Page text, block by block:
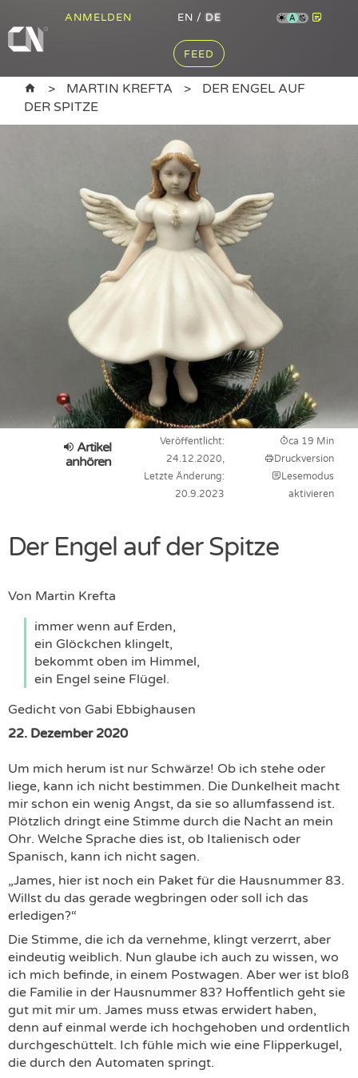
FEED
ANMELDEN EN / DE A
MARTIN KREFTA
DER ENGEL AUF
DER SPITZE
Artikel
anhören
Veröffentlicht:
24.12.2020,
Letzte Änderung:
20.9.2023
ca 19 Min
Druckversion
Lesemodus
aktivieren
Der Engel auf der Spitze
Von Martin Krefta
immer wenn auf Erden,
ein Glöckchen klingelt,
bekommt oben im Himmel,
ein Engel seine Flügel.
Gedicht von Gabi Ebbighausen
22. Dezember 2020
Um mich herum ist nur Schwärze! Ob ich stehe oder
liege, kann ich nicht bestimmen. Die Dunkelheit macht
mir schon ein wenig Angst, da sie so allumfassend ist.
Plötzlich dringt eine Stimme durch die Nacht an mein
Ohr. Welche Sprache dies ist, ob Italienisch oder
Spanisch, kann ich nicht sagen.
„James, hier ist noch ein Paket für die Hausnummer 83.
Willst du das gerade wegbringen oder soll ich das
erledigen?“
Die Stimme, die ich da vernehme, klingt verzerrt, aber
eindeutig weiblich. Nun glaube ich auch zu wissen, wo
ich mich befinde, in einem Postwagen. Aber wer ist bloß
die Familie in der Hausnummer 83? Hoffentlich geht sie
gut mit mir um. James muss etwas erwidert haben,
denn auf einmal werde ich hochgehoben und ordentlich
durchgeschüttelt. Ich fühle mich wie eine Flipperkugel,
die durch den Automaten springt.